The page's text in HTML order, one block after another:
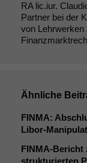
RA lic.iur.
Partner bei der
von Lehrwerken
Ähnliche
FINMA:
Libor-
FINMA-Bericht